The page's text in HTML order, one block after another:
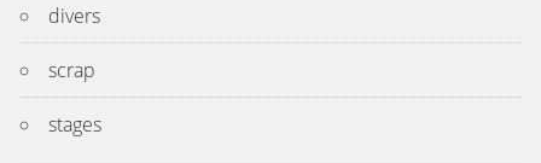
divers
scrap
stages